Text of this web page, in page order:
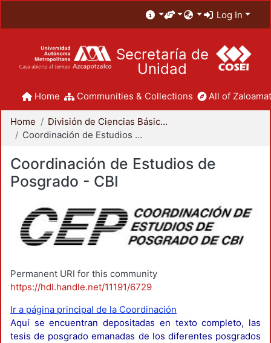
Log In
Secretaría de
Unidad
Home Communities & Collections All of
Home
División de Ciencias Básicas e Ingeniería
Coordinación de Estudios de Posgrado - CBI
Coordinación de Estudios de
Posgrado - CBI
Permanent URI for this community
https://hdl.handle.net/11191/6729
Ir a página principal de la Coordinación
Aquí se encuentran depositadas en texto completo, las
tesis de posgrado emanadas de los diferentes posgrados